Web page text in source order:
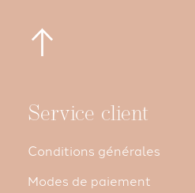
Service client
Conditions générales
Modes de paiement